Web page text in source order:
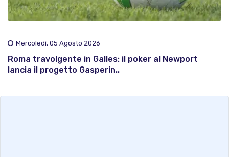
Mercoledì, 05 Agosto 2026
Roma travolgente in Galles: il poker al Newport
lancia il progetto Gasperin..